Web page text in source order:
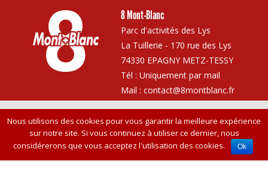
8 Mont-Blanc
Parc d'activités des Lys
La Tuillerie - 170 rue des Lys
74330 EPAGNY METZ-TESSY
Tél : Uniquement par mail
Mail : contact@8montblanc.fr
Vie privée Canaux de réception Plan de site Crédits
Nous utilisons des cookies pour vous garantir la meilleure expérience
sur notre site. Si vous continuez à utiliser ce dernier, nous
considérerons que vous acceptez l'utilisation des cookies.
Ok